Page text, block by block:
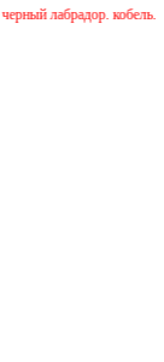
лабрадор. кобель.